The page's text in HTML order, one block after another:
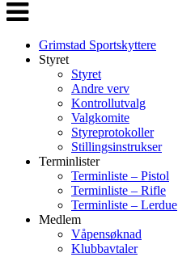
Veksle
navigasjon
Grimstad Sportskyttere
Styret
Styret
Andre verv
Kontrollutvalg
Valgkomite
Styreprotokoller
Stillingsinstrukser
Terminlister
Terminliste – Pistol
Terminliste – Rifle
Terminliste – Lerdue
Medlem
Våpensøknad
Klubbavtaler